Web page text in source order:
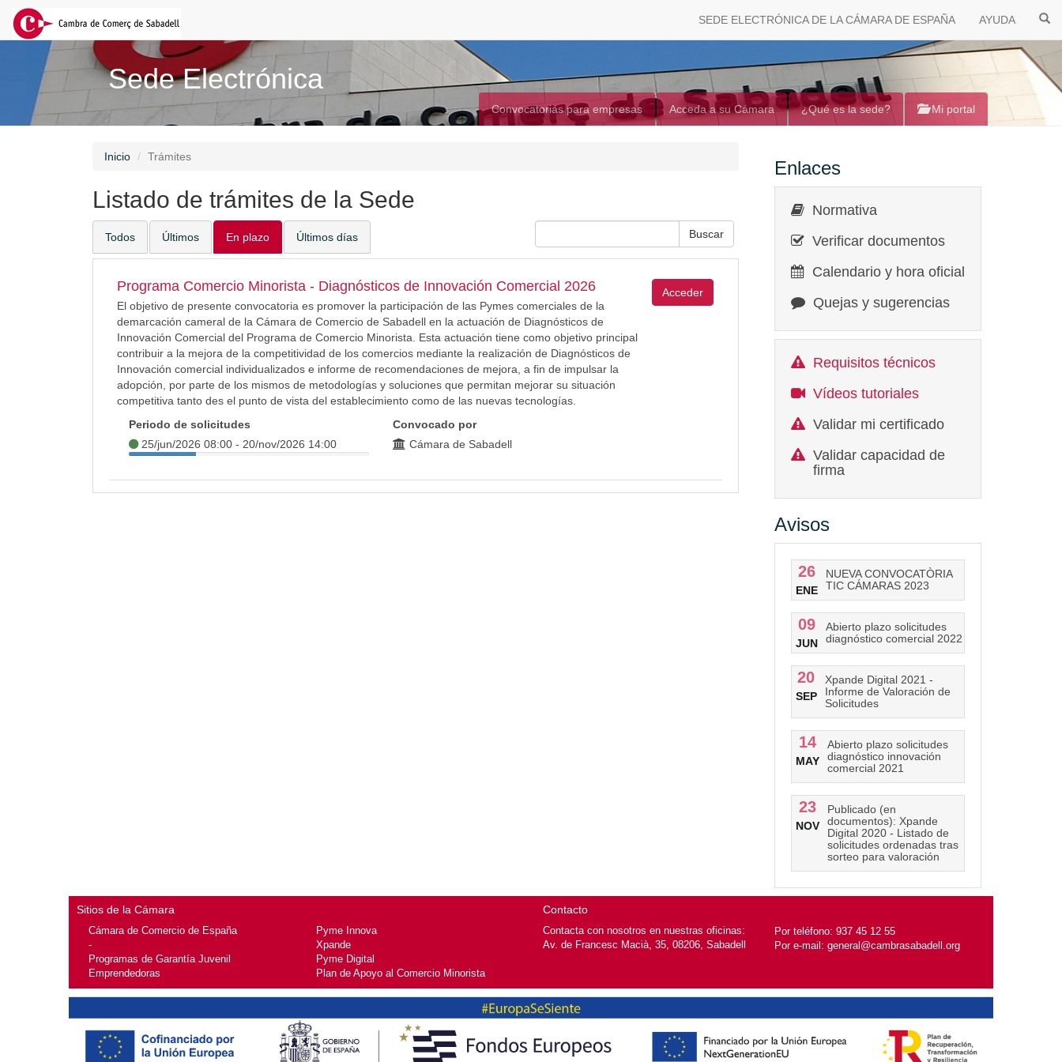
SEDE ELECTRÓNICA DE LA CÁMARA DE ESPAÑA AYUDA
Sede Electrónica
Convocatorias para empresas Acceda a su Cámara ¿Qué es la sede? Mi portal
Inicio Trámites
Listado de trámites de la Sede
Todos Últimos En plazo Últimos días
Programa Comercio Minorista - Diagnósticos de Innovación Comercial 2026
El objetivo de presente convocatoria es promover la participación de las Pymes comerciales de la
demarcación cameral de la Cámara de Comercio de Sabadell en la actuación de Diagnósticos de
Innovación Comercial del Programa de Comercio Minorista. Esta actuación tiene como objetivo principal
contribuir a la mejora de la competitividad de los comercios mediante la realización de Diagnósticos de
Innovación comercial individualizados e informe de recomendaciones de mejora, a fin de impulsar la
adopción, por parte de los mismos de metodologías y soluciones que permitan mejorar su situación
competitiva tanto des el punto de vista del establecimiento como de las nuevas tecnologías.
Periodo de solicitudes
25/jun/2026 08:00 - 20/nov/2026 14:00
Convocado por
Cámara de Sabadell
Acceder
Enlaces
Normativa
Verificar documentos
Calendario y hora oficial
Quejas y sugerencias
Requisitos técnicos
Vídeos tutoriales
Validar mi certificado
Validar capacidad de
firma
Avisos
26
ENE
NUEVA CONVOCATÒRIA
TIC CÁMARAS 2023
09
JUN
Abierto plazo solicitudes
diagnóstico comercial 2022
20
SEP
Xpande Digital 2021 -
Informe de Valoración de
Solicitudes
14
MAY
Abierto plazo solicitudes
diagnóstico innovación
comercial 2021
23
NOV
Publicado (en
documentos): Xpande
Digital 2020 - Listado de
solicitudes ordenadas tras
sorteo para valoración
Sitios de la Cámara
Cámara de Comercio de España
-
Programas de Garantía Juvenil
Emprendedoras
Pyme Innova
Xpande
Pyme Digital
Plan de Apoyo al Comercio Minorista
Contacto
Contacta con nosotros en nuestras oficinas:
Av. de Francesc Macià, 35, 08206, Sabadell
Por teléfono: 937 45 12 55
Por e-mail: general@cambrasabadell.org